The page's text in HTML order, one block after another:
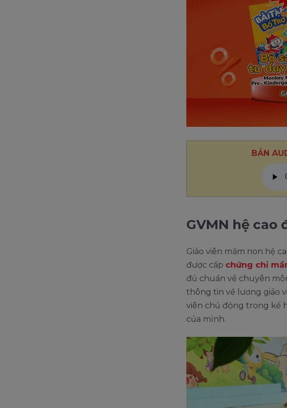
BẢN
GVMN hệ cao
Giáo viên mầm non hệ
được cấp chứng chỉ
đủ chuẩn về chuyên
thông tin về lương giáo
viên chủ động trong kế
của mình.